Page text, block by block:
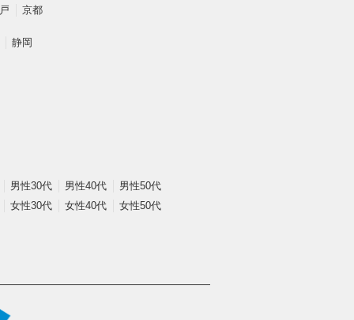
京都
静岡
男性30代 男性40代
男性50代
女性30代 女性40代 女性50代